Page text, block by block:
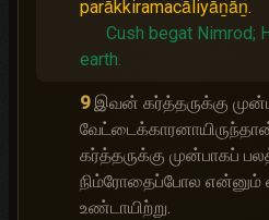
parākkiramacāliyāṉāṉ.
Cush begat Nimrod;
earth.
9 இவன் கர்த்தருக்கு
கர்த்தருக்கு முன்பாகப்
நிம்ரோதைப்போல
உண்டாயிற்று.